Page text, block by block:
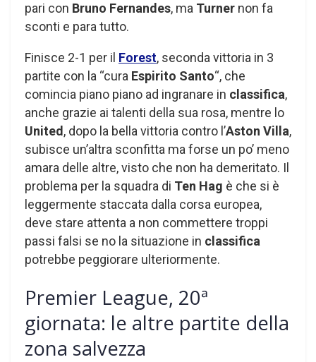
pari con Bruno Fernandes, ma Turner non fa
sconti e para tutto.
Finisce 2-1 per il Forest, seconda vittoria in 3
partite con la “cura Espirito Santo“, che
comincia piano piano ad ingranare in classifica,
anche grazie ai talenti della sua rosa, mentre lo
United , dopo la bella vittoria contro l’Aston Villa,
subisce un’altra sconfitta ma forse un po’ meno
amara delle altre, visto che non ha demeritato. Il
problema per la squadra di Ten Hag è che si è
leggermente staccata dalla corsa europea,
deve stare attenta a non commettere troppi
passi falsi se no la situazione in classifica
potrebbe peggiorare ulteriormente.
Premier League, 20ª
giornata: le altre partite della
zona salvezza